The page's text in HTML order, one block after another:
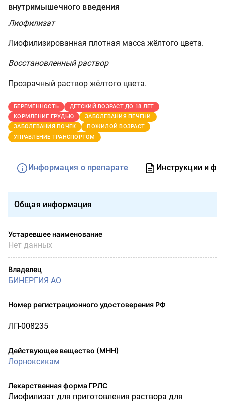
внутримышечного введения
Лиофилизат
Лиофилизированная плотная масса жёлтого цвета.
Восстановленный раствор
Прозрачный раствор жёлтого цвета.
БЕРЕМЕННОСТЬ
ДЕТСКИЙ ВОЗРАСТ ДО 18 ЛЕТ
КОРМЛЕНИЕ ГРУДЬЮ
ЗАБОЛЕВАНИЯ ПЕЧЕНИ
ЗАБОЛЕВАНИЯ ПОЧЕК
ПОЖИЛОЙ ВОЗРАСТ
УПРАВЛЕНИЕ ТРАНСПОРТОМ
Информация о препарате Инструкции и
Общая информация
Устаревшее наименование
Нет данных
Владелец
БИНЕРГИЯ АО
Номер регистрационного удостоверения РФ
ЛП-008235
Действующее вещество (МНН)
Лорноксикам
Лекарственная форма ГРЛС
Лиофилизат для приготовления раствора для